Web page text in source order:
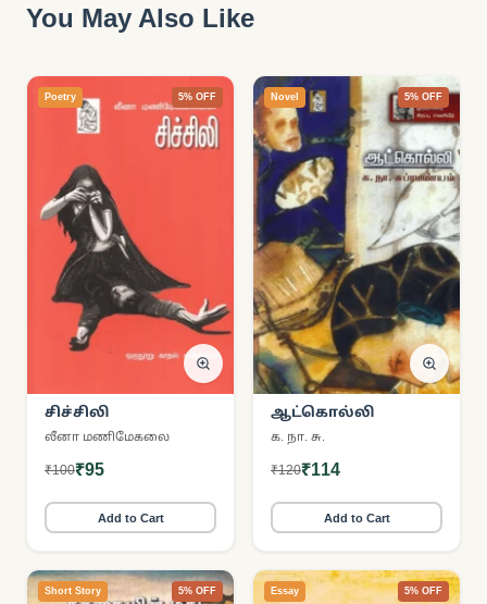
You May Also Like
Poetry 5% OFF
சிச்சிலி
லீனா மணிமேகலை
₹100₹95
Add to Cart
Novel 5% OFF
ஆட்கொல்லி
க. நா. சு.
₹120₹114
Add to Cart
Short Story 5% OFF Essay 5% OFF